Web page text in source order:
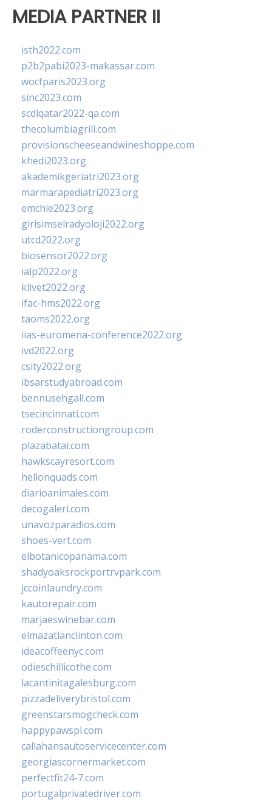
MEDIA PARTNER II
isth2022.com
p2b2pabi2023-makassar.com
wocfparis2023.org
sinc2023.com
scdlqatar2022-qa.com
thecolumbiagrill.com
provisionscheeseandwineshoppe.com
khedi2023.org
akademikgeriatri2023.org
marmarapediatri2023.org
emchie2023.org
girisimselradyoloji2022.org
utcd2022.org
biosensor2022.org
ialp2022.org
klivet2022.org
ifac-hms2022.org
taoms2022.org
iias-euromena-conference2022.org
ivd2022.org
csity2022.org
ibsarstudyabroad.com
bennusehgall.com
tsecincinnati.com
roderconstructiongroup.com
plazabatai.com
hawkscayresort.com
hellonquads.com
diarioanimales.com
decogaleri.com
unavozparadios.com
shoes-vert.com
elbotanicopanama.com
shadyoaksrockportrvpark.com
jccoinlaundry.com
kautorepair.com
marjaeswinebar.com
elmazatlanclinton.com
ideacoffeenyc.com
odieschillicothe.com
lacantinitagalesburg.com
pizzadeliverybristol.com
greenstarsmogcheck.com
happypawspl.com
callahansautoservicecenter.com
georgiascornermarket.com
perfectfit24-7.com
portugalprivatedriver.com